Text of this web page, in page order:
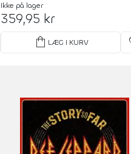
Ikke på lager
359,95 kr
shopping_bag LÆG I KURV